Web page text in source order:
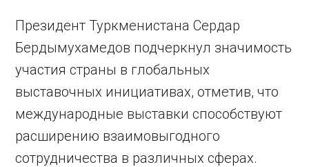
Президент Туркменистана Сердар
Бердымухамедов подчеркнул значимость
участия страны в глобальных
выставочных инициативах, отметив, что
международные выставки способствуют
расширению взаимовыгодного
сотрудничества в различных сферах.